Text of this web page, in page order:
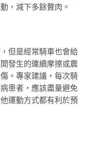
，減下多餘贅肉。
但是經常騎車也會給
發生的連續摩擦或震
。專家建議，每次騎
患者，應該盡量避免
運動方式都有利於預